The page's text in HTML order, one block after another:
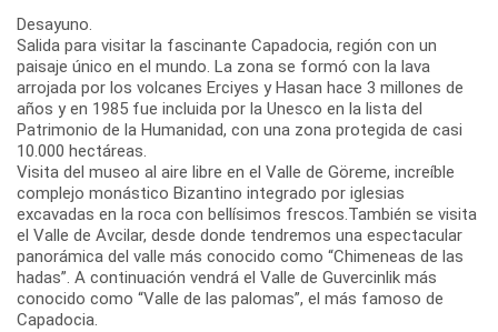
Desayuno.
Salida para visitar la fascinante Capadocia, región con un
paisaje único en el mundo. La zona se formó con la lava
arrojada por los volcanes Erciyes y Hasan hace 3 millones de
años y en 1985 fue incluida por la Unesco en la lista del
Patrimonio de la Humanidad, con una zona protegida de casi
10.000 hectáreas.
Visita del museo al aire libre en el Valle de Göreme, increíble
complejo monástico Bizantino integrado por iglesias
excavadas en la roca con bellísimos frescos.También se visita
el Valle de Avcilar, desde donde tendremos una espectacular
panorámica del valle más conocido como “Chimeneas de las
hadas”. A continuación vendrá el Valle de Guvercinlik más
conocido como “Valle de las palomas”, el más famoso de
Capadocia.